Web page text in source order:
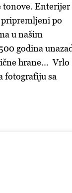
tonove. Enterijer
pripremljeni po
u našim
godina
hrane... Vrlo
fotografiju sa